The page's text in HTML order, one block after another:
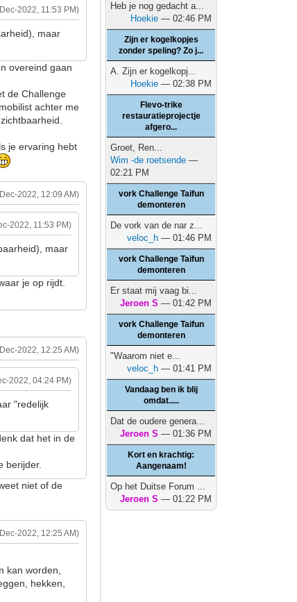
2022, 11:53 PM)
maar
overeind gaan
de Challenge
achter me
je ervaring hebt
2022, 12:09 AM)
2022, 11:53 PM)
maar
je op rijdt.
2022, 12:25 AM)
2022, 04:24 PM)
"redelijk
dat het in de
berijder.
niet of de
2022, 12:25 AM)
kan worden,
hekken,
Heb je nog gedacht a...
Hoekie — 02:46 PM
Zijn er kogelkopjes
zonder speling? Zo j...
A. Zijn er kogelkopj...
Hoekie — 02:38 PM
Flevo-trike
restauratieprojectje
afgero...
Groet, Ren...
Wim -de roetsende —
02:21 PM
vork Challenge Taifun
demonteren
De vork van de nar z...
veloc_h — 01:46 PM
vork Challenge Taifun
demonteren
Er staat mij vaag bi...
Jeroen S — 01:42 PM
vork Challenge Taifun
demonteren
"Waarom niet e...
veloc_h — 01:41 PM
Vandaag ben ik blij
omdat.....
Dat de oudere genera...
Jeroen S — 01:36 PM
Kort en krachtig:
Aangenaam!
Op het Duitse Forum ...
Jeroen S — 01:22 PM